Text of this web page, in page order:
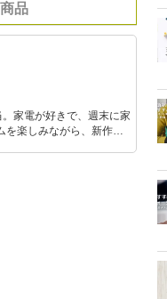
品
家電が好きで、週末に家
を楽しみながら、新作タ